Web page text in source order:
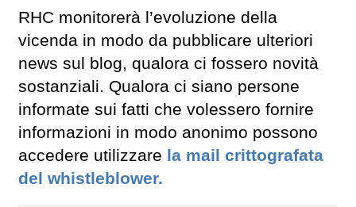
RHC monitorerà l’evoluzione della
vicenda in modo da pubblicare ulteriori
news sul blog, qualora ci fossero novità
sostanziali. Qualora ci siano persone
informate sui fatti che volessero fornire
informazioni in modo anonimo possono
accedere utilizzare la mail crittografata
del whistleblower.